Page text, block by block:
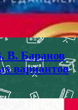
В. Баранов
вариантов